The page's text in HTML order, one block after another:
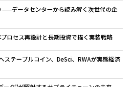
——データセンターから読み解く次世代の企
プロセス再設計と長期投資で描く実装戦略
ステーブルコイン、DeSci、RWAが実態経済